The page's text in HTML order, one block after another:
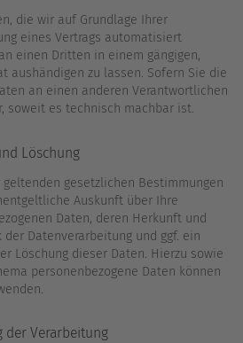
die wir auf Grundlage Ihrer
eines Vertrags automatisiert
einen Dritten in einem gängigen,
aushändigen zu lassen. Sofern Sie die
an einen anderen Verantwortlichen
soweit es technisch machbar ist.
Löschung
gesetzlichen Bestimmungen
Auskunft über Ihre
Daten, deren Herkunft und
der Datenverarbeitung und ggf. ein
Löschung dieser Daten. Hierzu sowie
personenbezogene Daten können
der Verarbeitung